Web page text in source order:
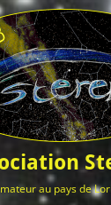
au pays de